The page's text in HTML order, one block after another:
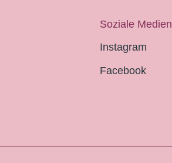
Soziale Medien
Instagram
Facebook